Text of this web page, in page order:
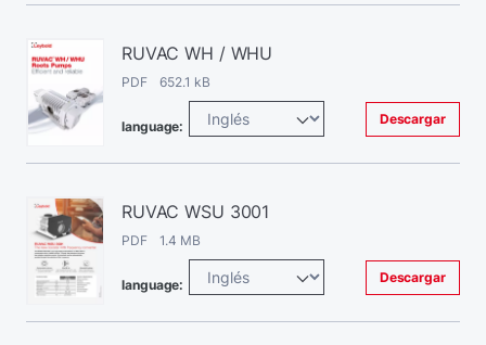
RUVAC WH / WHU
PDF 652.1 kB
language: Descargar
RUVAC WSU 3001
PDF 1.4 MB
language: Descargar